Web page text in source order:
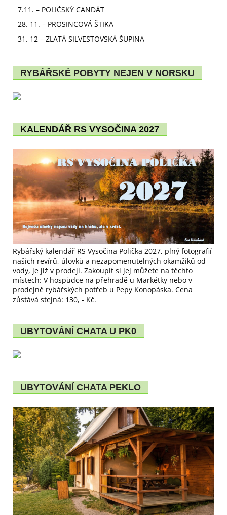
7.11. – POLIČSKÝ CANDÁT
28. 11. – PROSINCOVÁ ŠTIKA
31. 12 – ZLATÁ SILVESTOVSKÁ ŠUPINA
RYBÁŘSKÉ POBYTY NEJEN V NORSKU
KALENDÁŘ RS VYSOČINA 2027
Rybářský kalendář RS Vysočina Polička 2027, plný fotografií
našich revírů, úlovků a nezapomenutelných okamžiků od
vody, je již v prodeji. Zakoupit si jej můžete na těchto
místech: V hospůdce na přehradě u Markétky nebo v
prodejně rybářských potřeb u Pepy Konopáska. Cena
zůstává stejná: 130, - Kč.
UBYTOVÁNÍ CHATA U PK0
UBYTOVÁNÍ CHATA PEKLO